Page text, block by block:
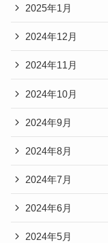
2025年1月
2024年12月
2024年11月
2024年10月
2024年9月
2024年8月
2024年7月
2024年6月
2024年5月